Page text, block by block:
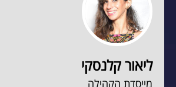
ליאור קלנסקי
מייסדת הקהילה